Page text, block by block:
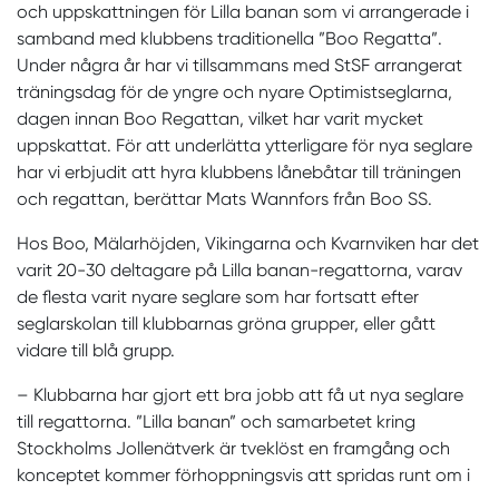
och uppskattningen för Lilla banan som vi arrangerade i
samband med klubbens traditionella ”Boo Regatta”.
Under några år har vi tillsammans med StSF arrangerat
träningsdag för de yngre och nyare Optimistseglarna,
dagen innan Boo Regattan, vilket har varit mycket
uppskattat. För att underlätta ytterligare för nya seglare
har vi erbjudit att hyra klubbens lånebåtar till träningen
och regattan, berättar Mats Wannfors från Boo SS.
Hos Boo, Mälarhöjden, Vikingarna och Kvarnviken har det
varit 20-30 deltagare på Lilla banan-regattorna, varav
de flesta varit nyare seglare som har fortsatt efter
seglarskolan till klubbarnas gröna grupper, eller gått
vidare till blå grupp.
– Klubbarna har gjort ett bra jobb att få ut nya seglare
till regattorna. ”Lilla banan” och samarbetet kring
Stockholms Jollenätverk är tveklöst en framgång och
konceptet kommer förhoppningsvis att spridas runt om i